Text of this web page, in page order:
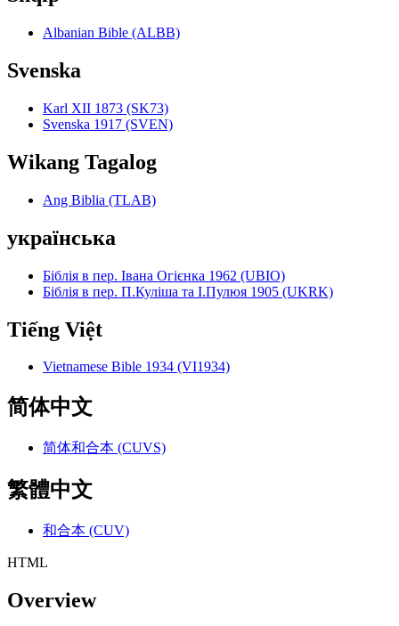
Albanian Bible (ALBB)
Svenska
Karl XII 1873 (SK73)
Svenska 1917 (SVEN)
Wikang Tagalog
Ang Biblia (TLAB)
українська
Біблія в пер. Івана Огієнка 1962 (UBIO)
Біблія в пер. П.Куліша та І.Пулюя 1905 (UKRK)
Tiếng Việt
Vietnamese Bible 1934 (VI1934)
简体中文
简体和合本 (CUVS)
繁體中文
和合本 (CUV)
HTML
Overview